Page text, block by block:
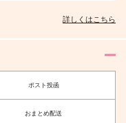
詳しくはこちら
ポスト投函
おまとめ配送